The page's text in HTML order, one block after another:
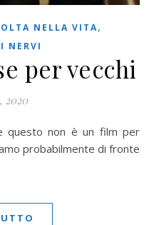
NELLA VITA,
NERVI
per vecchi
2020
probabilmente di fronte